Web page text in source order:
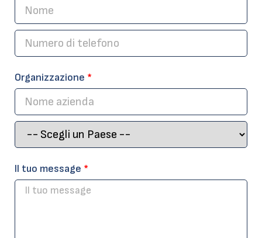
Organizzazione *
Il tuo message *